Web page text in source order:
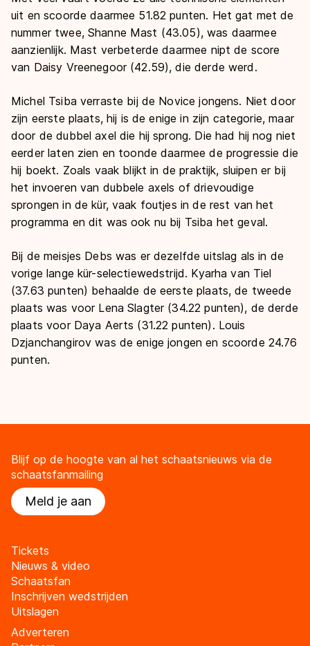
uit en scoorde daarmee 51.82 punten. Het gat met de
nummer twee, Shanne Mast (43.05), was daarmee
aanzienlijk. Mast verbeterde daarmee nipt de score
van Daisy Vreenegoor (42.59), die derde werd.
Michel Tsiba verraste bij de Novice jongens. Niet door
zijn eerste plaats, hij is de enige in zijn categorie, maar
door de dubbel axel die hij sprong. Die had hij nog niet
eerder laten zien en toonde daarmee de progressie die
hij boekt. Zoals vaak blijkt in de praktijk, sluipen er bij
het invoeren van dubbele axels of drievoudige
sprongen in de kür, vaak foutjes in de rest van het
programma en dit was ook nu bij Tsiba het geval.
Bij de meisjes Debs was er dezelfde uitslag als in de
vorige lange kür-selectiewedstrijd. Kyarha van Tiel
(37.63 punten) behaalde de eerste plaats, de tweede
plaats was voor Lena Slagter (34.22 punten), de derde
plaats voor Daya Aerts (31.22 punten). Louis
Dzjanchangirov was de enige jongen en scoorde 24.76
punten.
Blijf op de hoogte van al het schaatsnieuws via de
schaatsfanmailing
Meld je aan
Tickets
Nieuws & video
Schaatsfan
Inschrijven wedstrijden
Uitslagen
Adverteren